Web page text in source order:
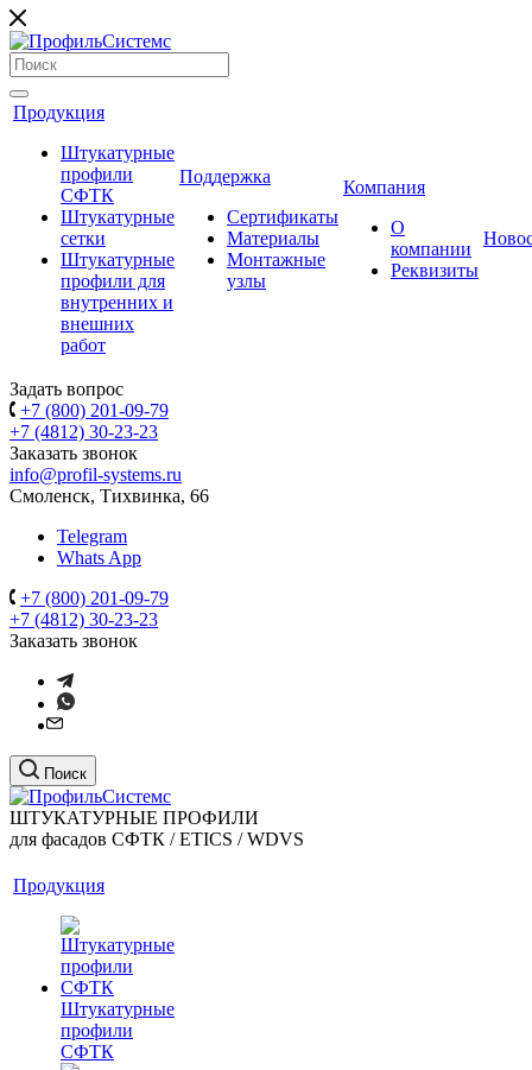
Продукция
Штукатурные
профили
СФТК
Штукатурные
сетки
Штукатурные
профили для
внутренних и
внешних
работ
Поддержка
Сертификаты
Материалы
Монтажные
узлы
Компания
О
компании
Реквизиты
Задать вопрос
+7 (800) 201-09-79
+7 (4812) 30-23-23
Заказать звонок
info@profil-systems.ru
Смоленск, Тихвинка, 66
Telegram
Whats App
+7 (800) 201-09-79
+7 (4812) 30-23-23
Заказать звонок
Поиск
ШТУКАТУРНЫЕ ПРОФИЛИ
для фасадов СФТК / ETICS / WDVS
Продукция
Штукатурные
профили
СФТК